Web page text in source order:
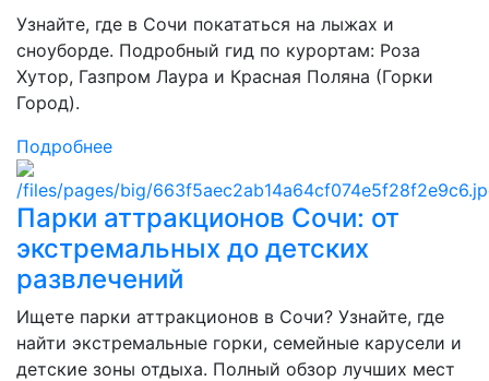
Узнайте, где в Сочи покататься на лыжах и
сноуборде. Подробный гид по курортам: Роза
Хутор, Газпром Лаура и Красная Поляна (Горки
Город).
Подробнее
Парки аттракционов Сочи: от
экстремальных до детских
развлечений
Ищете парки аттракционов в Сочи? Узнайте, где
найти экстремальные горки, семейные карусели и
детские зоны отдыха. Полный обзор лучших мест